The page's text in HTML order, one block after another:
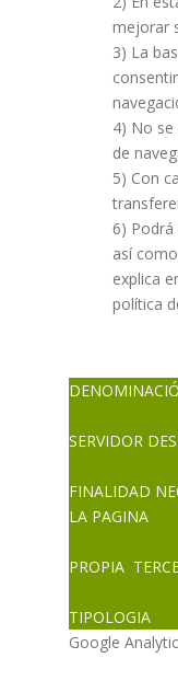
mejorar
3) La
4) No se
de
5) Con
6)
así
explica
política
SERVIDOR
FINALIDAD
LA PAGINA
PROPIA
TIPOLOGIA
Google